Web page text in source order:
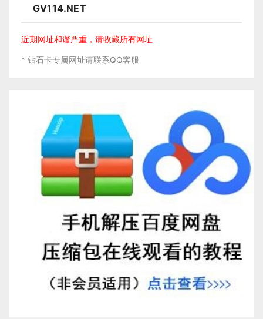
GV114.NET
近期网址和谐严重，请收藏所有网址
* 钻石卡专属网址请联系QQ客服